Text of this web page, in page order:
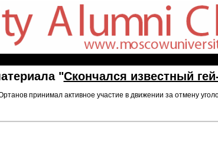
"Скончался известный
принимал активное участие в движении за отмену